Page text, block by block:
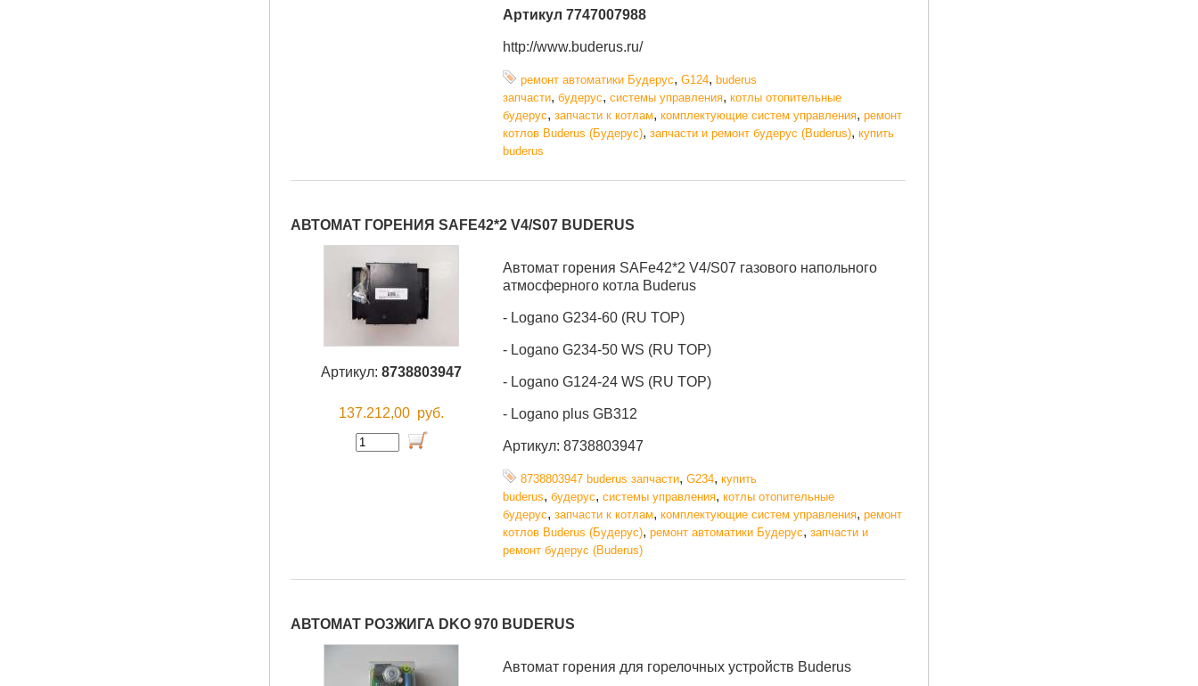
Артикул 7747007988
http://www.buderus.ru/
ремонт автоматики Будерус, G124, buderus
запчасти, будерус, системы управления, котлы отопительные
будерус, запчасти к котлам, комплектующие систем управления, ремонт
котлов Buderus (Будерус), запчасти и ремонт будерус (Buderus), купить
buderus
АВТОМАТ ГОРЕНИЯ SAFE42*2 V4/S07 BUDERUS
Артикул: 8738803947
137.212,00 руб.
Автомат горения SAFe42*2 V4/S07 газового напольного
атмосферного котла Buderus
- Logano G234-60 (RU TOP)
- Logano G234-50 WS (RU TOP)
- Logano G124-24 WS (RU TOP)
- Logano plus GB312
Артикул: 8738803947
8738803947 buderus запчасти, G234, купить
buderus, будерус, системы управления, котлы отопительные
будерус, запчасти к котлам, комплектующие систем управления, ремонт
котлов Buderus (Будерус), ремонт автоматики Будерус, запчасти и
ремонт будерус (Buderus)
АВТОМАТ РОЗЖИГА DKO 970 BUDERUS
Автомат горения для горелочных устройств Buderus